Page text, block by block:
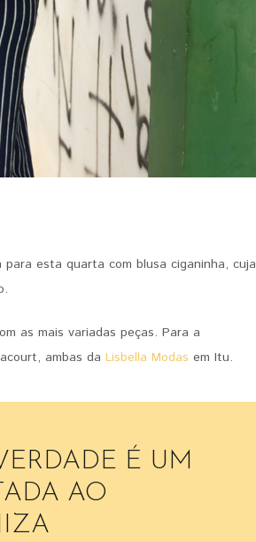
esta quarta com blusa ciganinha, cuja
as mais variadas peças. Para a
ambas da Lisbella Modas em Itu.
É UM
AO